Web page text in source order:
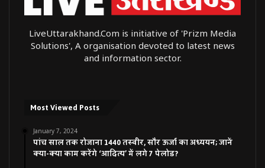
LiveUttarakhand.Com is initiative of 'Prizm Media
Solutions', A organisation devoted to latest news
and information sector.
Most Viewed Posts
January 7, 2024
पांच साल तक रोजाना 1440 तस्वीर, सौर ऊर्जा का अध्ययन; जानें
क्या-क्या काम करेंगे ‘आदित्य’ में लगे 7 पेलोड?